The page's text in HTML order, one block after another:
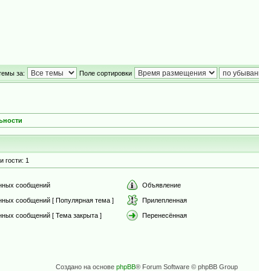
за: Поле сортировки
гости: 1
сообщений Объявление
сообщений [ Популярная тема ] Прилепленная
сообщений [ Тема закрыта ] Перенесённая
Создано на основе phpBB® Forum Software © phpBB Group